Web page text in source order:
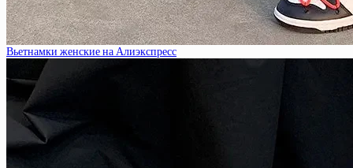
Вьетнамки женские на Алиэкспресс